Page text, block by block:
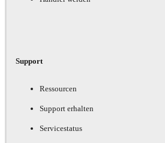
Support
Ressourcen
Support erhalten
Servicestatus